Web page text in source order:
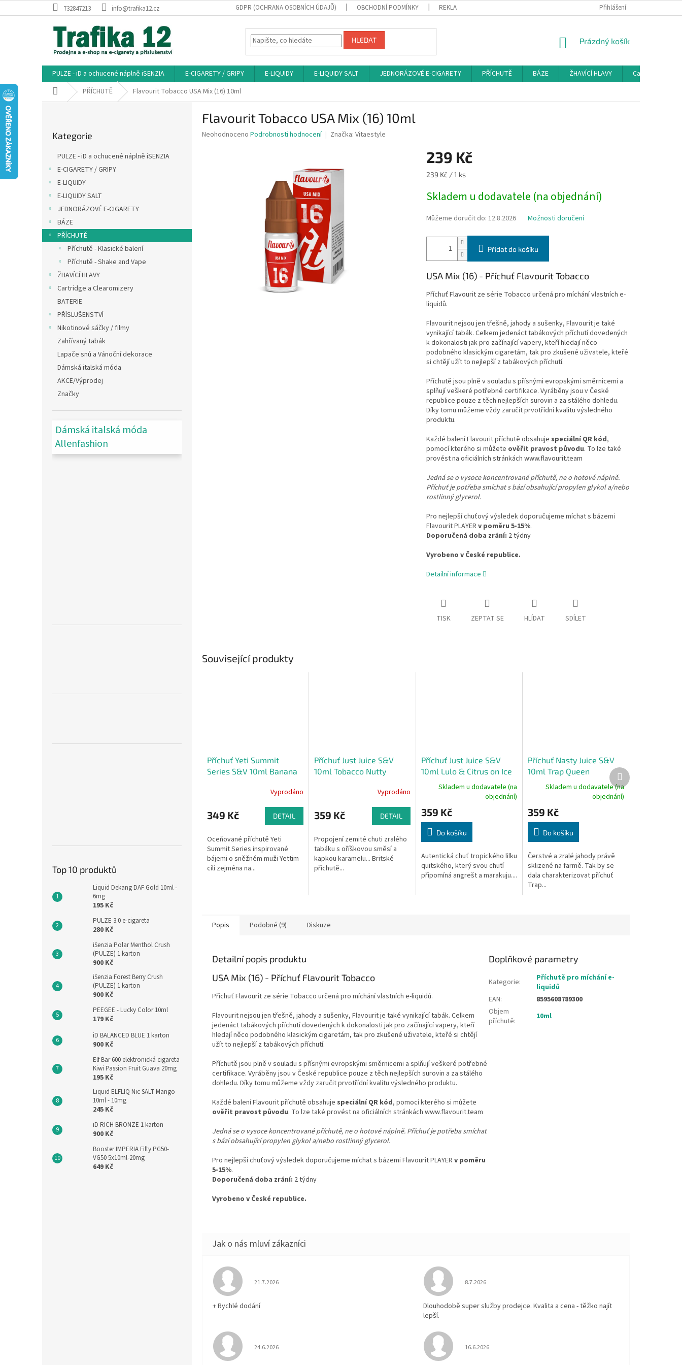
na
732847213 info@trafika12.cz GDPR (OCHRANA OSOBNÍCH ÚDAJŮ) OBCHODNÍ PODMÍNKY REKLAMAČNÍ ŘÁD HODNOCENÍ OBCHODU
Přihlášení
HLEDAT
NÁKUPNÍ
Prázdný košík
PULZE - iD a ochucené náplně iSENZIA E-CIGARETY / GRIPY E-LIQUIDY E-LIQUIDY SALT JEDNORÁZOVÉ E-CIGARETY PŘÍCHUTĚ BÁZE ŽHAVÍCÍ HLAVY
Cartridge a
Domů PŘÍCHUTĚ Flavourit Tobacco USA Mix (16) 10ml
n
e
kategorie
Kategorie
PULZE - iD a ochucené náplně iSENZIA
E-CIGARETY / GRIPY
E-LIQUIDY
E-LIQUIDY SALT
JEDNORÁZOVÉ E-CIGARETY
BÁZE
PŘÍCHUTĚ
Příchutě - Klasické balení
Příchutě - Shake and Vape
ŽHAVÍCÍ HLAVY
Cartridge a Clearomizery
BATERIE
PŘÍSLUŠENSTVÍ
Nikotinové sáčky / filmy
Zahřívaný tabák
Lapače snů a Vánoční dekorace
Dámská italská móda
AKCE/Výprodej
Značky
Dámská italská móda
Allenfashion
Top 10 produktů
Liquid Dekang DAF Gold 10ml -
6mg
195 Kč
PULZE 3.0 e-cigareta
280 Kč
iSenzia Polar Menthol Crush
(PULZE) 1 karton
900 Kč
iSenzia Forest Berry Crush
(PULZE) 1 karton
900 Kč
PEEGEE - Lucky Color 10ml
179 Kč
iD BALANCED BLUE 1 karton
900 Kč
Elf Bar 600 elektronická cigareta
Kiwi Passion Fruit Guava 20mg
195 Kč
Liquid ELFLIQ Nic SALT Mango
10ml - 10mg
245 Kč
iD RICH BRONZE 1 karton
900 Kč
Booster IMPERIA Fifty PG50-
VG50 5x10ml-20mg
649 Kč
Flavourit Tobacco USA Mix (16) 10ml
Průměrné
Neohodnoceno Podrobnosti hodnocení Značka: Vitaestyle
239 Kč
Měrná
239 Kč / 1 ks
Skladem u dodavatele (na objednání)
Můžeme doručit do: 12.8.2026 Možnosti doručení
Přidat do košíku
USA Mix (16) - Příchuť Flavourit Tobacco
Příchuť Flavourit ze série Tobacco určená pro míchání vlastních e-
liquidů.
Flavourit nejsou jen třešně, jahody a sušenky, Flavourit je také
vynikající tabák. Celkem jedenáct tabákových příchutí dovedených
k dokonalosti jak pro začínající vapery, kteří hledají něco
podobného klasickým cigaretám, tak pro zkušené uživatele, kteřé
si chtějí užít to nejlepší z tabákových příchutí.
Příchutě jsou plně v souladu s přísnými evropskými směrnicemi a
splňují veškeré potřebné certifikace. Vyráběny jsou v České
republice pouze z těch nejlepších surovin a za stálého dohledu.
Díky tomu můžeme vždy zaručit prvotřídní kvalitu výsledného
produktu.
Každé balení Flavourit příchutě obsahuje speciální QR kód,
pomocí kterého si můžete ověřit pravost původu. To lze také
provést na oficiálních stránkách www.flavourit.team
Jedná se o vysoce koncentrované příchutě, ne o hotové náplně.
Příchuť je potřeba smíchat s bází obsahující propylen glykol a/nebo
rostlinný glycerol.
Pro nejlepší chuťový výsledek doporučujeme míchat s bázemi
Flavourit PLAYER v poměru 5-15%.
Doporučená doba zrání: 2 týdny
Vyrobeno v České republice.
Detailní informace
TISK ZEPTAT SE HLÍDAT SDÍLET
Související produkty
Příchuť Yeti Summit
Series S&V 10ml Banana
Vyprodáno
349 Kč DETAIL
Oceňované příchutě Yeti
Summit Series inspirované
bájemi o sněžném muži Yettim
cílí zejména na...
Příchuť Just Juice S&V
10ml Tobacco Nutty
Vyprodáno
359 Kč DETAIL
Propojení zemité chuti zralého
tabáku s oříškovou směsí a
kapkou karamelu... Britské
příchutě...
Příchuť Just Juice S&V
10ml Lulo & Citrus on Ice
Skladem u dodavatele (na
objednání)
359 Kč
Do košíku
Autentická chuť tropického lilku
quitského, který svou chutí
připomíná angrešt a marakuju....
Příchuť Nasty Juice S&V
10ml Trap Queen
Skladem u dodavatele (na
objednání)
359 Kč
Do košíku
Čerstvé a zralé jahody právě
sklizené na farmě. Tak by se
dala charakterizovat příchuť
Trap...
Další
produkt
Popis Podobné (9) Diskuze
Detailní popis produktu
USA Mix (16) - Příchuť Flavourit Tobacco
Příchuť Flavourit ze série Tobacco určená pro míchání vlastních e-liquidů.
Flavourit nejsou jen třešně, jahody a sušenky, Flavourit je také vynikající tabák. Celkem
jedenáct tabákových příchutí dovedených k dokonalosti jak pro začínající vapery, kteří
hledají něco podobného klasickým cigaretám, tak pro zkušené uživatele, kteřé si chtějí
užít to nejlepší z tabákových příchutí.
Příchutě jsou plně v souladu s přísnými evropskými směrnicemi a splňují veškeré potřebné
certifikace. Vyráběny jsou v České republice pouze z těch nejlepších surovin a za stálého
dohledu. Díky tomu můžeme vždy zaručit prvotřídní kvalitu výsledného produktu.
Každé balení Flavourit příchutě obsahuje speciální QR kód, pomocí kterého si můžete
ověřit pravost původu. To lze také provést na oficiálních stránkách www.flavourit.team
Jedná se o vysoce koncentrované příchutě, ne o hotové náplně. Příchuť je potřeba smíchat
s bází obsahující propylen glykol a/nebo rostlinný glycerol.
Pro nejlepší chuťový výsledek doporučujeme míchat s bázemi Flavourit PLAYER v poměru
5-15%.
Doporučená doba zrání: 2 týdny
Vyrobeno v České republice.
Doplňkové parametry
Kategorie:
Příchutě pro míchání e-
liquidů
EAN:
8595608789300
Objem
příchutě: 10ml
Hodnocení obchodu je 5 z 5 hvězdiček.
21.7.2026
+ Rychlé dodání
Hodnocení obchodu je 5 z 5 hvězdiček.
8.7.2026
Dlouhodobě super služby prodejce. Kvalita a cena - těžko najít
lepší.
Hodnocení obchodu je 5 z 5 hvězdiček.
24.6.2026 Hodnocení obchodu je 5 z 5 hvězdiček.
16.6.2026